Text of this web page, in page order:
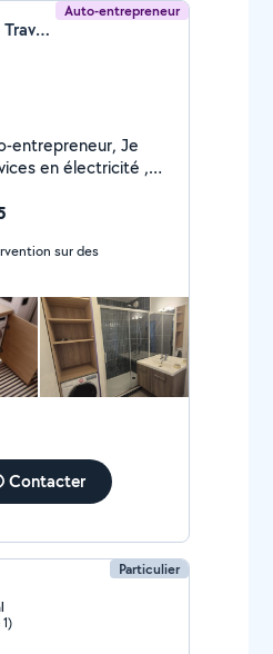
Auto-entrepreneur
Gheorghe Balasoi (GB Travaux Pro)
en électricité ,
etc Par
complète,
de chauffages
bA13 ,pose parquet
... etc
sur des
Contacter
Particulier